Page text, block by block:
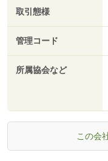
取引態様
管理コード
所属協会など
この会